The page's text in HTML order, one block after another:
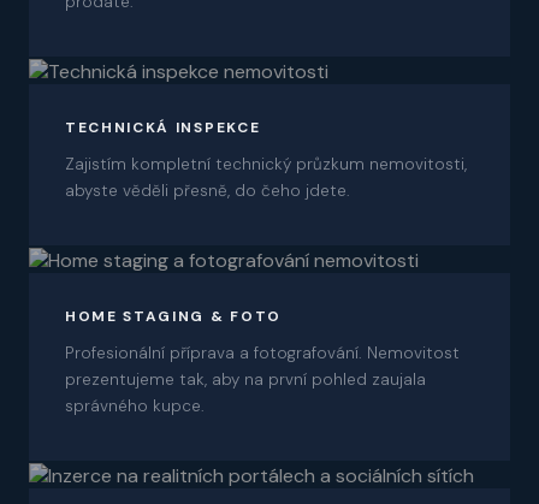
TECHNICKÁ INSPEKCE
Zajistím kompletní technický průzkum nemovitosti,
abyste věděli přesně, do čeho jdete.
HOME STAGING & FOTO
Profesionální příprava a fotografování. Nemovitost
prezentujeme tak, aby na první pohled zaujala
správného kupce.